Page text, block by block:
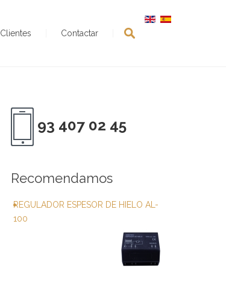
Clientes Contactar
93 407 02 45
Recomendamos
REGULADOR ESPESOR DE HIELO AL-
100